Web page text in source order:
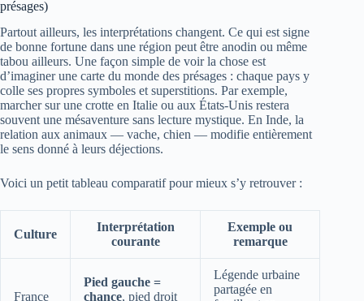
présages)
Partout ailleurs, les interprétations changent. Ce qui est signe
de bonne fortune dans une région peut être anodin ou même
tabou ailleurs. Une façon simple de voir la chose est
d’imaginer une carte du monde des présages : chaque pays y
colle ses propres symboles et superstitions. Par exemple,
marcher sur une crotte en Italie ou aux États-Unis restera
souvent une mésaventure sans lecture mystique. En Inde, la
relation aux animaux — vache, chien — modifie entièrement
le sens donné à leurs déjections.
Voici un petit tableau comparatif pour mieux s’y retrouver :
Culture
Interprétation
courante
Exemple ou
remarque
France
Pied gauche =
chance, pied droit
Légende urbaine
partagée en